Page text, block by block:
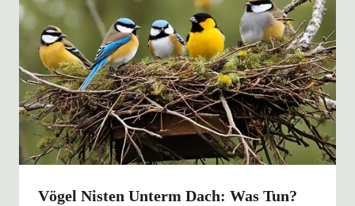
Vögel Nisten Unterm Dach: Was Tun?